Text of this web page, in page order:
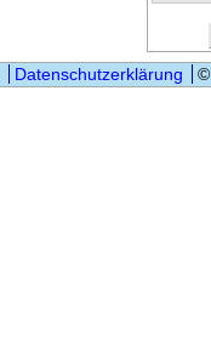
Datenschutzerklärung ©